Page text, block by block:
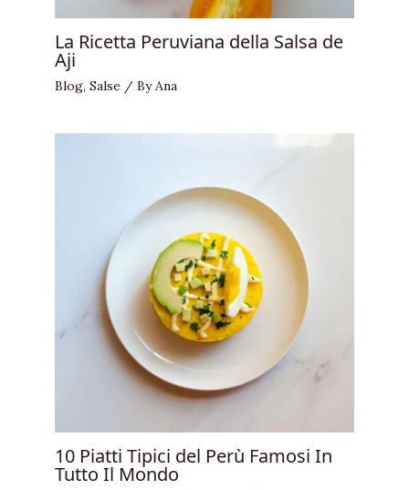
La Ricetta Peruviana della Salsa de
Aji
Blog, Salse / ByAna
10 Piatti Tipici del Perù Famosi In
Tutto Il Mondo